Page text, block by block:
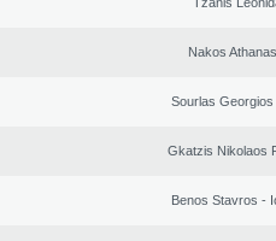
Nakos
Sourlas Georgios
Gkatzis Nikolaos
Benos Stavros -